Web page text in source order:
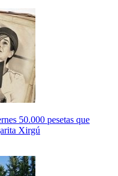
50.000 pesetas que
Xirgú